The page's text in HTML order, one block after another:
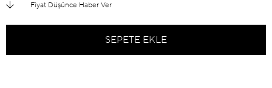
Fiyat Düşünce Haber Ver